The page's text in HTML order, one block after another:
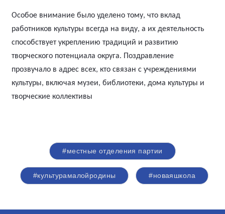
Особое внимание было уделено тому, что вклад
работников культуры всегда на виду, а их деятельность
способствует укреплению традиций и развитию
творческого потенциала округа. Поздравление
прозвучало в адрес всех, кто связан с учреждениями
культуры, включая музеи, библиотеки, дома культуры и
творческие коллективы
#местные отделения партии
#культурамалойродины #новаяшкола